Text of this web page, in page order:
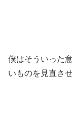
僕はそういった
いものを見直さ